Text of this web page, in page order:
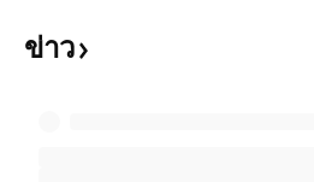
ข่าว